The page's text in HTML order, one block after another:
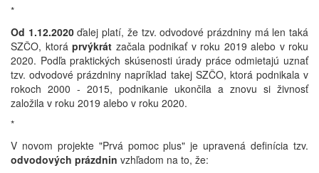
*
Od 1.12.2020ďalej platí, že tzv. odvodové prázdniny má len taká
SZČO, ktorá prvýkrát začala podnikať v roku 2019 alebo v roku
2020. Podľa praktických skúsenosti úrady práce odmietajú uznať
tzv. odvodové prázdniny napríklad takej SZČO, ktorá podnikala v
rokoch 2000 - 2015, podnikanie ukončila a znovu si živnosť
založila v roku 2019 alebo v roku 2020.
*
V novom projekte "Prvá pomoc plus" je upravená definícia tzv.
odvodových prázdnin vzhľadom na to, že: